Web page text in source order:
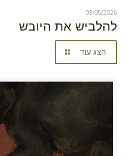
08/05/2026
להלביש את היובש
הצג עוד